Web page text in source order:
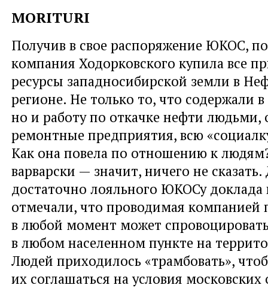
MORITURI
Получив в свое распоряжение ЮКОС,
компания Ходорковского купила все
ресурсы западносибирской земли в
регионе. Не только то, что содержали
но и работу по откачке нефти
ремонтные предприятия, всю
Как она повела по отношению к
варварски — значит, ничего не
достаточно лояльного ЮКОСу доклада
отмечали, что проводимая компанией
в любой момент может
в любом населенном пункте на
Людей приходилось «трамбовать»,
их соглашаться на условия московских